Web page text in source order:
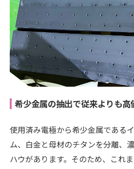
希少金属の抽出で従来よりも高
使用済み電極から希少金属である
ム、白金と母材のチタンを分離、
ハウがあります。そのため、これ